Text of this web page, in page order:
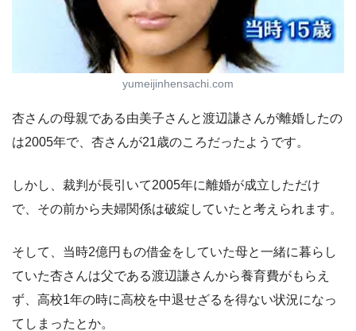
yumeijinhensachi.com
杏さんの母親である由美子さんと渡辺謙さんが離婚したの
は2005年で、杏さんが21歳のころだったようです。
しかし、裁判が長引いて2005年に離婚が成立しただけ
で、その前から夫婦関係は破綻していたと考えられます。
そして、当時2億円もの借金をしていた母と一緒に暮らし
ていた杏さんは父である渡辺謙さんから養育費がもらえ
ず、高校1年の時に高校を中退せざるを得ない状況になっ
てしまったとか。